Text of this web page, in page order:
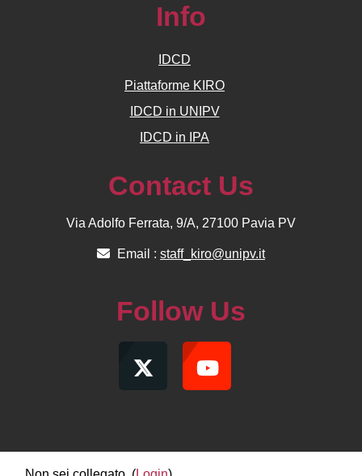
Info
IDCD
Piattaforme KIRO
IDCD in UNIPV
IDCD in IPA
Contact Us
Via Adolfo Ferrata, 9/A, 27100 Pavia PV
Email : staff_kiro@unipv.it
Follow Us